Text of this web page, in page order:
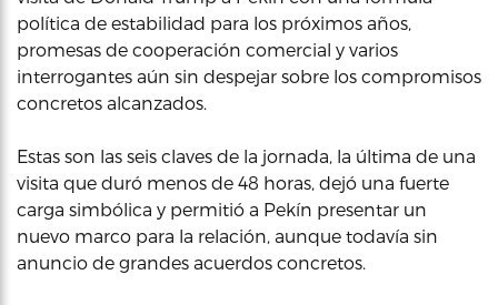
política de estabilidad para los próximos años,
promesas de cooperación comercial y varios
interrogantes aún sin despejar sobre los compromisos
concretos alcanzados.
Estas son las seis claves de la jornada, la última de una
visita que duró menos de 48 horas, dejó una fuerte
carga simbólica y permitió a Pekín presentar un
nuevo marco para la relación, aunque todavía sin
anuncio de grandes acuerdos concretos.